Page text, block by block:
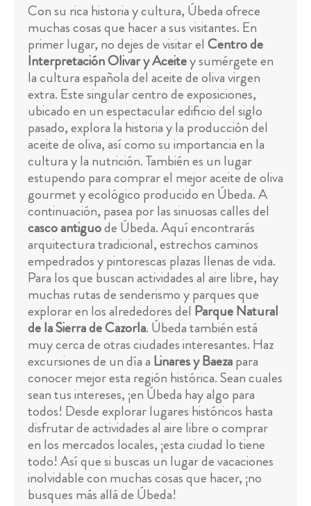
Con su rica historia y cultura, Úbeda ofrece
muchas cosas que hacer a sus visitantes. En
primer lugar, no dejes de visitar el Centro de
Interpretación Olivar y Aceitey sumérgete en
la cultura española del aceite de oliva virgen
extra. Este singular centro de exposiciones,
ubicado en un espectacular edificio del siglo
pasado, explora la historia y la producción del
aceite de oliva, así como su importancia en la
cultura y la nutrición. También es un lugar
estupendo para comprar el mejor aceite de oliva
gourmet y ecológico producido en Úbeda. A
continuación, pasea por las sinuosas calles del
casco antiguode Úbeda. Aquí encontrarás
arquitectura tradicional, estrechos caminos
empedrados y pintorescas plazas llenas de vida.
Para los que buscan actividades al aire libre, hay
muchas rutas de senderismo y parques que
explorar en los alrededores del Parque Natural
de la Sierra de Cazorla. Úbeda también está
muy cerca de otras ciudades interesantes. Haz
excursiones de un día a Linares y Baezapara
conocer mejor esta región histórica. Sean cuales
sean tus intereses, ¡en Úbeda hay algo para
todos! Desde explorar lugares históricos hasta
disfrutar de actividades al aire libre o comprar
en los mercados locales, ¡esta ciudad lo tiene
todo! Así que si buscas un lugar de vacaciones
inolvidable con muchas cosas que hacer, ¡no
busques más allá de Úbeda!